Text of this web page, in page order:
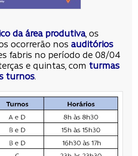
da área produtiva, os
ocorrerão nos auditórios
fabris no período de 08/04
e quintas, com turmas
turnos.